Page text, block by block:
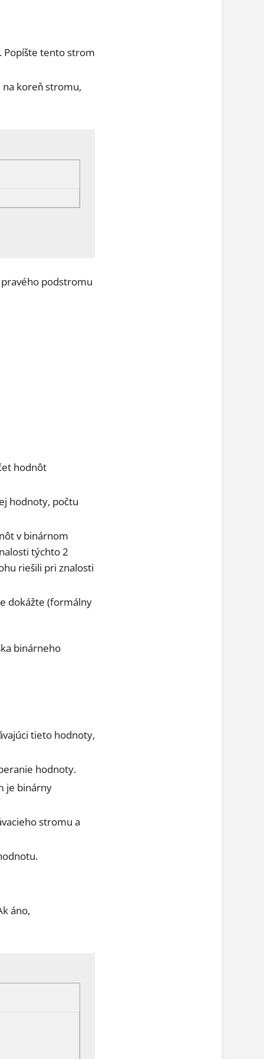
Popíšte tento strom
koreň stromu,
pravého podstromu
hodnôt
hodnoty, počtu
v binárnom
týchto 2
riešili pri znalosti
dokážte (formálny
binárneho
tieto hodnoty,
hodnoty.
je binárny
stromu a
áno,